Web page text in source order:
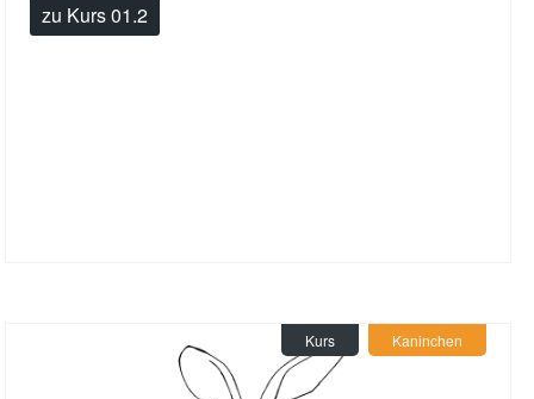
zu Kurs 01.2
Kurs Kaninchen